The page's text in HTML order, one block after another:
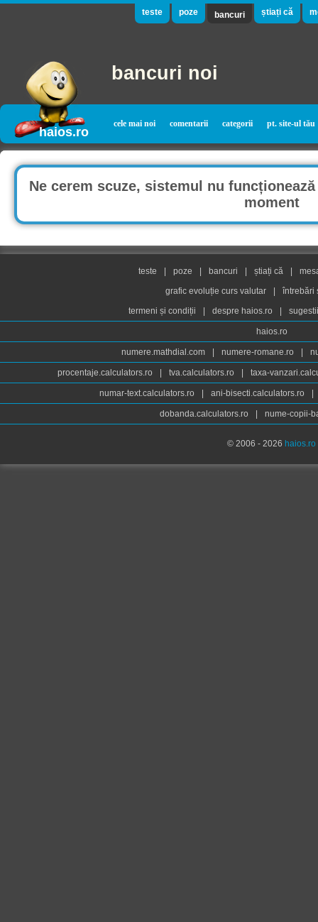
teste poze bancuri știați că
bancuri noi
haios.ro
cele mai noi comentarii categorii pt. site-ul tău
Ne cerem scuze, sistemul nu
moment
teste poze bancuri știați că
grafic evoluție curs valutar
întrebări
termeni și condiții
despre haios.ro
haios.ro
numere.mathdial.com numere-romane.ro
procentaje.calculators.ro tva.calculators.ro taxa-
numar-text.calculators.ro ani-bisecti.calculators.ro
dobanda.calculators.ro nume-copii-
© 2006 - 2026 haios.ro